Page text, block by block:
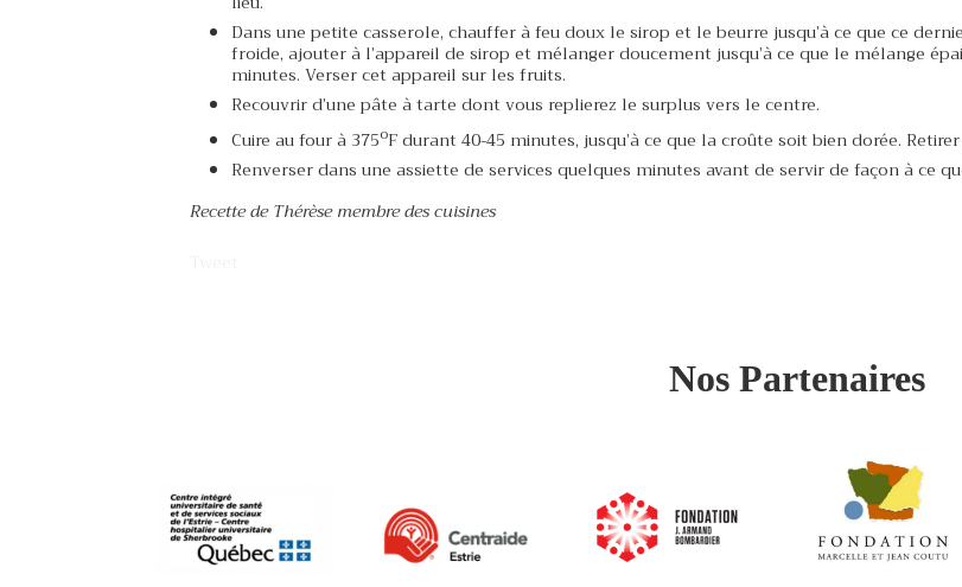
Dans une petite casserole, chauffer à feu doux le sirop et le beurre jusqu’à ce que ce
froide, ajouter à l’appareil de sirop et mélanger doucement jusqu’à ce que le mélange
minutes. Verser cet appareil sur les fruits.
Recouvrir d’une pâte à tarte dont vous replierez le surplus vers le centre.
Cuire au four à 375oF durant 40-45 minutes, jusqu’à ce que la croûte soit bien dorée.
Renverser dans une assiette de services quelques minutes avant de servir de façon à ce
Recette de Thérèse membre des cuisines
Nos Partenaires